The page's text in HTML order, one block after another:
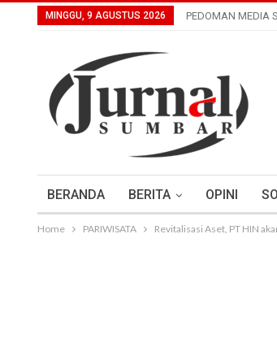
MINGGU, 9 AGUSTUS 2026 PEDOMAN MEDIA
BERANDA BERITA OPINI
Home PARIWISATA Revitalisasi Aset, PT HIN